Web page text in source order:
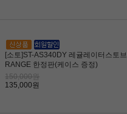
[소토]ST-AS340DY 레귤레이터스토브
RANGE 한정판(케이스 증정)
150,000원
135,000원